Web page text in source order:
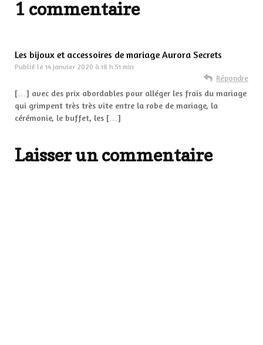
1 commentaire
Les bijoux et accessoires de mariage Aurora Secrets
Publié le 14 janvier 2020 à 18 h 51 min
Répondre
[…] avec des prix abordables pour alléger les frais du mariage
qui grimpent très très vite entre la robe de mariage, la
cérémonie, le buffet, les […]
Laisser un commentaire